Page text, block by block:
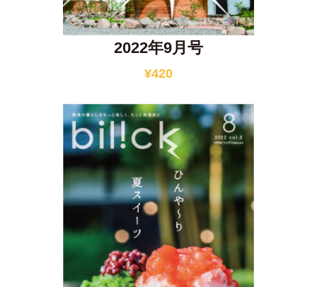
2022年9月号
¥420